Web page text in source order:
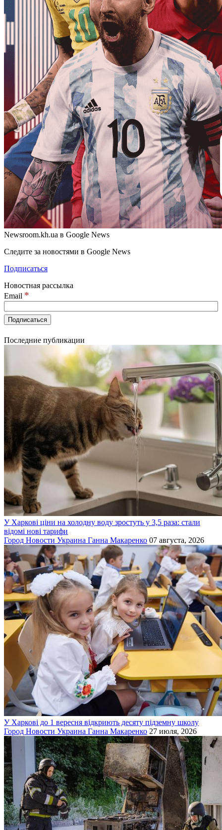
Newsroom.kh.ua в Google News
Следите за новостями в Google News
Подписаться
Новостная рассылка
Email *
Последние публикации
У Харкові ціни на холодну воду зростуть у 3,5 раза: стали
відомі нові тарифи
Город Новости Украина Ганна Макаренко 07 августа, 2026
У Харкові до 1 вересня відкриють десяту підземну школу
Город Новости Украина Ганна Макаренко 27 июля, 2026